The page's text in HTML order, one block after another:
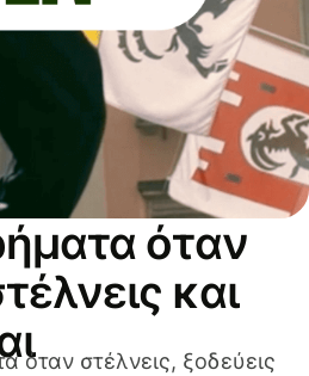
όταν
και
όταν στέλνεις, ξοδεύεις